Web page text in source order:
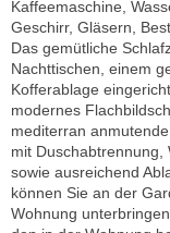
Kaffeemaschine,
Geschirr, Gläsern,
Das gemütliche
Nachttischen, einem
Kofferablage
modernes
mediterran
mit Duschabtrennung,
sowie ausreichend
können Sie an der
Wohnung